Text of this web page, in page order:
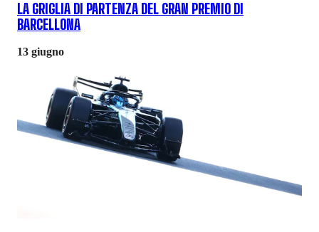
LA GRIGLIA DI PARTENZA DEL GRAN PREMIO DI
BARCELLONA
13 giugno